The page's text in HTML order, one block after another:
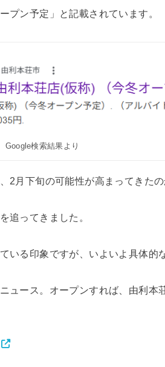
プン予定」と記載されています。
Google検索結果より
2月下旬の可能性が高まってきたの
追ってきました。
いる印象ですが、いよいよ具体的
ュース。オープンすれば、由利本